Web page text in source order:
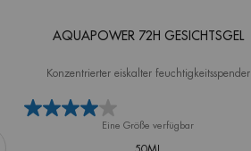
AQUAPOWER 72H GESICHTSGEL
Konzentrierter eiskalter feuchtigkeitsspender
Eine Größe verfügbar